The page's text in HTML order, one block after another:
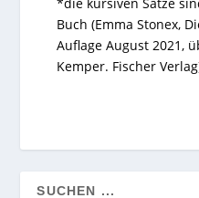
Buch (Emma Stonex,
Auflage August 2021,
Kemper. Fischer